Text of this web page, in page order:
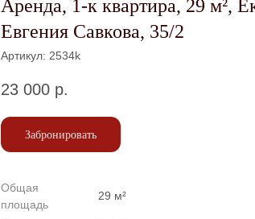
Аренда, 1-к квартира, 29 м²,
Евгения Савкова, 35/2
Артикул: 2534k
23 000 р.
Забронировать
Общая
площадь
29 м²